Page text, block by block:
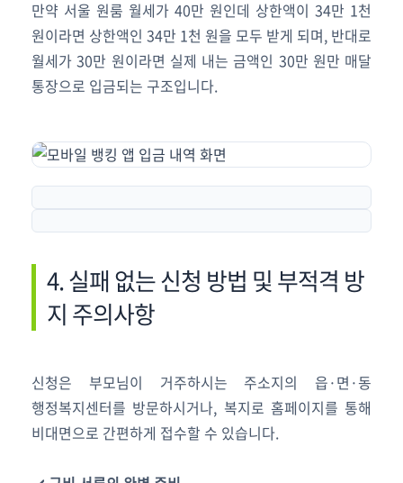
만약 서울 원룸 월세가 40만 원인데 상한액이 34만 1천
원이라면 상한액인 34만 1천 원을 모두 받게 되며, 반대로
월세가 30만 원이라면 실제 내는 금액인 30만 원만 매달
통장으로 입금되는 구조입니다.
4. 실패 없는 신청 방법 및 부적격 방
지 주의사항
신청은 부모님이 거주하시는 주소지의 읍·면·동
행정복지센터를 방문하시거나, 복지로 홈페이지를 통해
비대면으로 간편하게 접수할 수 있습니다.